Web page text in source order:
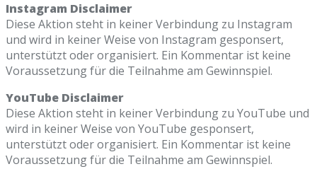
Instagram Disclaimer
Diese Aktion steht in keiner Verbindung zu Instagram
und wird in keiner Weise von Instagram gesponsert,
unterstützt oder organisiert. Ein Kommentar ist keine
Voraussetzung für die Teilnahme am Gewinnspiel.
YouTube Disclaimer
Diese Aktion steht in keiner Verbindung zu YouTube und
wird in keiner Weise von YouTube gesponsert,
unterstützt oder organisiert. Ein Kommentar ist keine
Voraussetzung für die Teilnahme am Gewinnspiel.